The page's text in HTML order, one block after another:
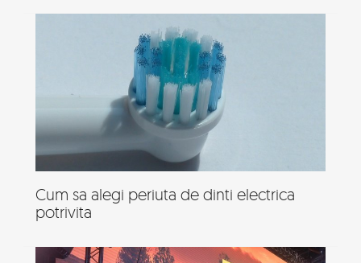
Cum sa alegi periuta de dinti electrica
potrivita